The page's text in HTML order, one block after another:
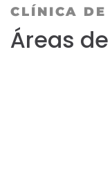
CLÍNICA DE
Áreas